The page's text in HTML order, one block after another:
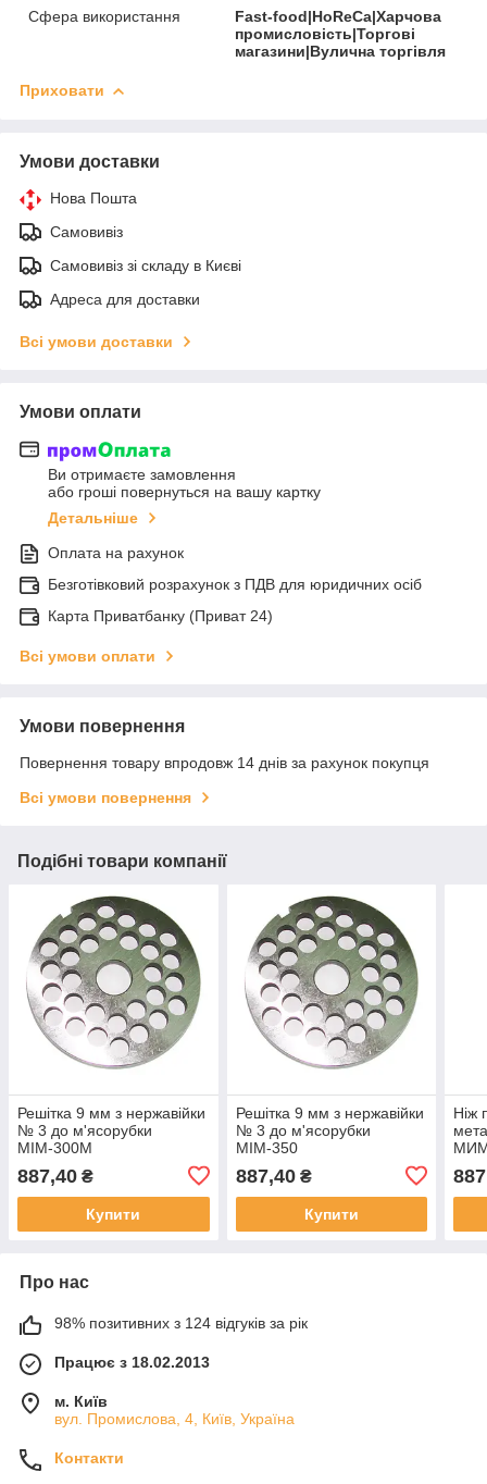
Сфера використання
Fast-food|HoReCa|Харчова
промисловість|Торгові
магазини|Вулична торгівля
Приховати
Умови доставки
Нова Пошта
Самовивіз
Самовивіз зі складу в Києві
Адреса для доставки
Всі умови доставки
Умови оплати
Ви отримаєте замовлення
або гроші повернуться на вашу картку
Детальніше
Оплата на рахунок
Безготівковий розрахунок з ПДВ для юридичних осіб
Карта Приватбанку (Приват 24)
Всі умови оплати
Умови повернення
Повернення товару впродовж 14 днів за рахунок покупця
Всі умови повернення
Подібні товари компанії
Решітка 9 мм з нержавійки
№ 3 до м'ясорубки
МІМ-300М
887,40 ₴
Купити
Решітка 9 мм з нержавійки
№ 3 до м'ясорубки
МІМ-350
887,40₴
Купити
Ніж
Про нас
98% позитивних з 124 відгуків за рік
Працює з 18.02.2013
м. Київ
вул. Промислова, 4, Київ, Україна
Контакти